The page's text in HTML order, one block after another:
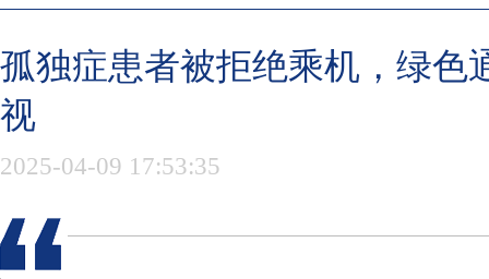
孤独症患者被拒绝乘机，绿色
视
2025-04-09 17:53:35